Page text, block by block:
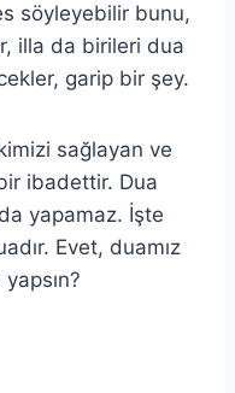
söyleyebilir bunu,
illa da birileri dua
garip bir şey.
sağlayan ve
ibadettir. Dua
yapamaz. İşte
Evet, duamız